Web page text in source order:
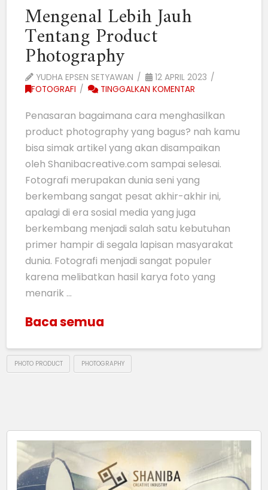
Mengenal Lebih Jauh
Tentang Product
Photography
YUDHA EPSEN SETYAWAN
12 APRIL 2023
FOTOGRAFI
TINGGALKAN KOMENTAR
Penasaran bagaimana cara menghasilkan
product photography yang bagus? nah kamu
bisa simak artikel yang akan disampaikan
oleh Shanibacreative.com sampai selesai.
Fotografi merupakan dunia seni yang
berkembang sangat pesat akhir-akhir ini,
apalagi di era sosial media yang juga
berkembang menjadi salah satu kebutuhan
primer hampir di segala lapisan masyarakat
dunia. Fotografi menjadi sangat populer
karena melibatkan hasil karya foto yang
menarik …
Baca semua
PHOTO PRODUCT PHOTOGRAPHY